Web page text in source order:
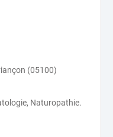
(05100)
Naturopathie.